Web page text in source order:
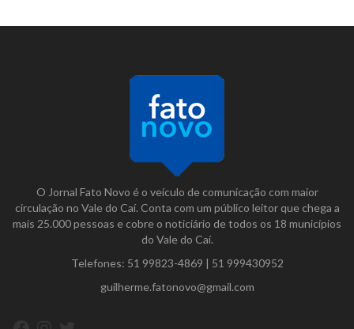
O Jornal Fato Novo é o veículo de comunicação com maior
circulação no Vale do Caí. Conta com um público leitor que chega a
mais 25.000 pessoas e cobre o noticiário de todos os 18 municípios
do Vale do Caí.
Telefones: 51 99823-4869 | 51 999430952
guilherme.fatonovo@gmail.com